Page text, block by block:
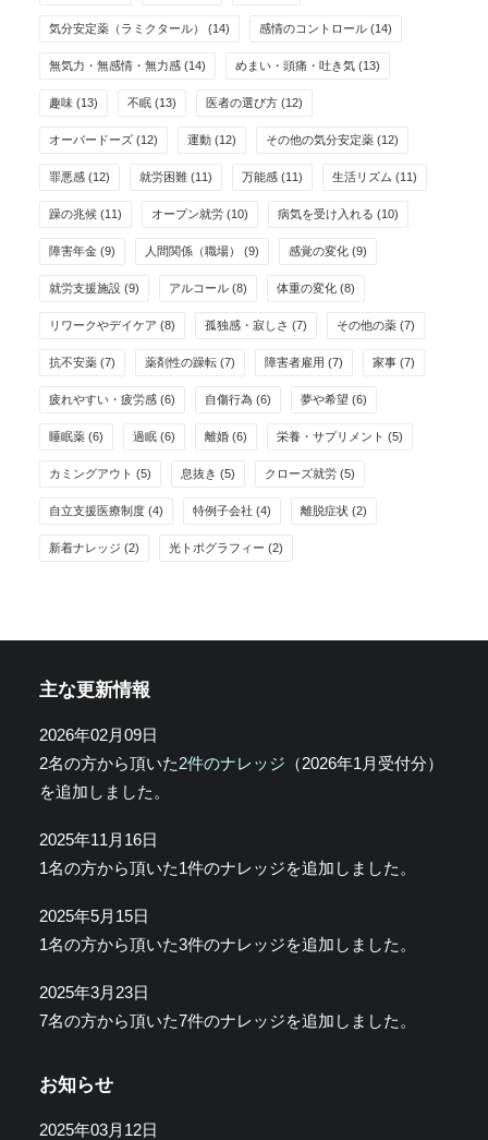
気分安定薬（ラミクタール） (14) 感情のコントロール (14)
無気力・無感情・無力感 (14) めまい・頭痛・吐き気 (13)
趣味 (13) 不眠 (13) 医者の選び方 (12)
オーバードーズ (12) 運動 (12) その他の気分安定薬 (12)
罪悪感 (12) 就労困難 (11) 万能感 (11) 生活リズム (11)
躁の兆候 (11) オープン就労 (10) 病気を受け入れる (10)
障害年金 (9) 人間関係（職場） (9) 感覚の変化 (9)
就労支援施設 (9) アルコール (8) 体重の変化 (8)
リワークやデイケア (8) 孤独感・寂しさ (7) その他の薬 (7)
抗不安薬 (7) 薬剤性の躁転 (7) 障害者雇用 (7) 家事 (7)
疲れやすい・疲労感 (6) 自傷行為 (6) 夢や希望 (6)
睡眠薬 (6) 過眠 (6) 離婚 (6) 栄養・サプリメント (5)
カミングアウト (5) 息抜き (5) クローズ就労 (5)
自立支援医療制度 (4) 特例子会社 (4) 離脱症状 (2)
新着ナレッジ (2) 光トポグラフィー (2)
主な更新情報
2026年02月09日
2名の方から頂いた2件のナレッジ （2026年1月受付分）
を追加しました。
2025年11月16日
1名の方から頂いた1件のナレッジを追加しました。
2025年5月15日
1名の方から頂いた3件のナレッジを追加しました。
2025年3月23日
7名の方から頂いた7件のナレッジを追加しました。
お知らせ
2025年03月12日